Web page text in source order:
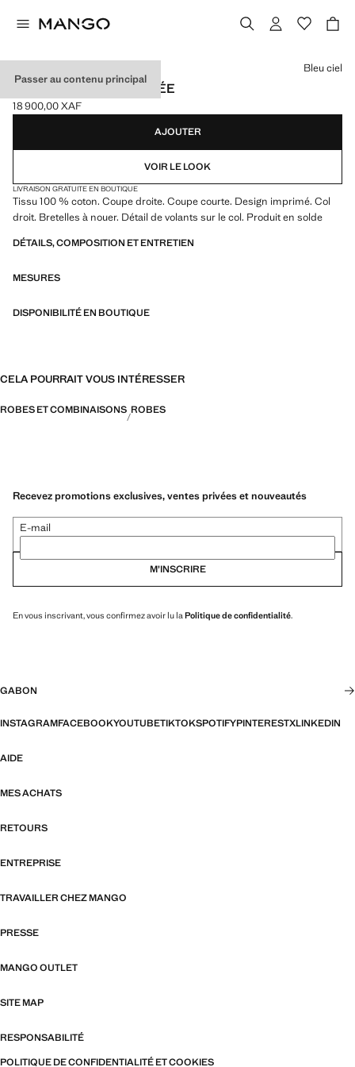
Passer au contenu principal
ROBE COURTE IMPRIMÉE
Prix actuel [18 900,00 XAF ]
18 900,00 XAF
Choisissez une couleur
Bleu ciel
AJOUTER
VOIR LE LOOK
LIVRAISON GRATUITE EN BOUTIQUE
Tissu 100 % coton. Coupe droite. Coupe courte. Design imprimé. Col
droit. Bretelles à nouer. Détail de volants sur le col. Produit en solde
DÉTAILS, COMPOSITION ET ENTRETIEN
MESURES
DISPONIBILITÉ EN BOUTIQUE
CELA POURRAIT VOUS INTÉRESSER
ROBES ET COMBINAISONS ROBES
Recevez promotions exclusives, ventes privées et nouveautés
E-mail
M’INSCRIRE
En vous inscrivant, vous confirmez avoir lu la Politique de confidentialité.
GABON
INSTAGRAMFACEBOOKYOUTUBETIKTOKSPOTIFYPINTERESTXLINKEDIN
AIDE
MES ACHATS
RETOURS
ENTREPRISE
TRAVAILLER CHEZ MANGO
PRESSE
MANGO OUTLET
SITE MAP
RESPONSABILITÉ
POLITIQUE DE CONFIDENTIALITÉ ET COOKIES